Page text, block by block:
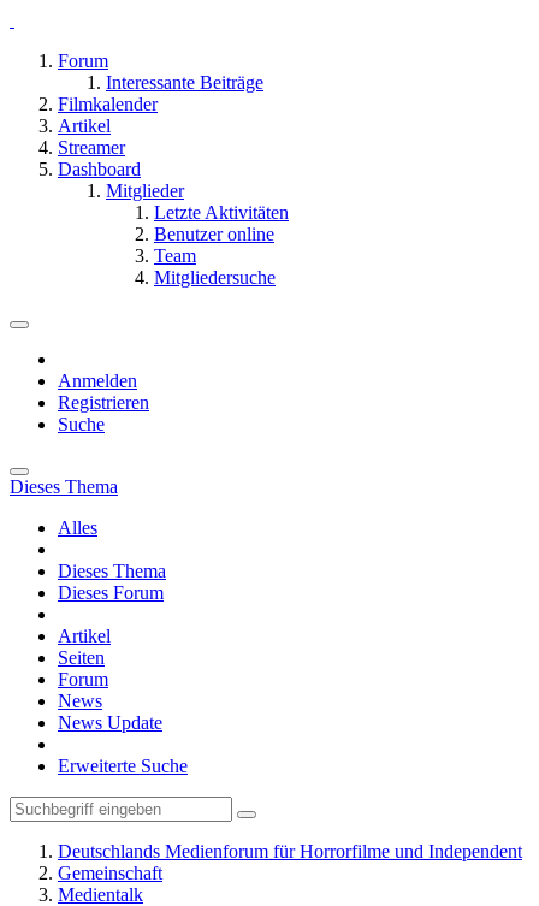
Forum
Interessante Beiträge
Filmkalender
Artikel
Streamer
Dashboard
Mitglieder
Letzte Aktivitäten
Benutzer online
Team
Mitgliedersuche
Anmelden
Registrieren
Suche
Dieses Thema
Alles
Dieses Thema
Dieses Forum
Artikel
Seiten
Forum
News
News Update
Erweiterte Suche
Deutschlands Medienforum für Horrorfilme und Independent
Gemeinschaft
Medientalk